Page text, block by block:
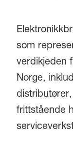
som
verdikjeden
Norge,
frittstående